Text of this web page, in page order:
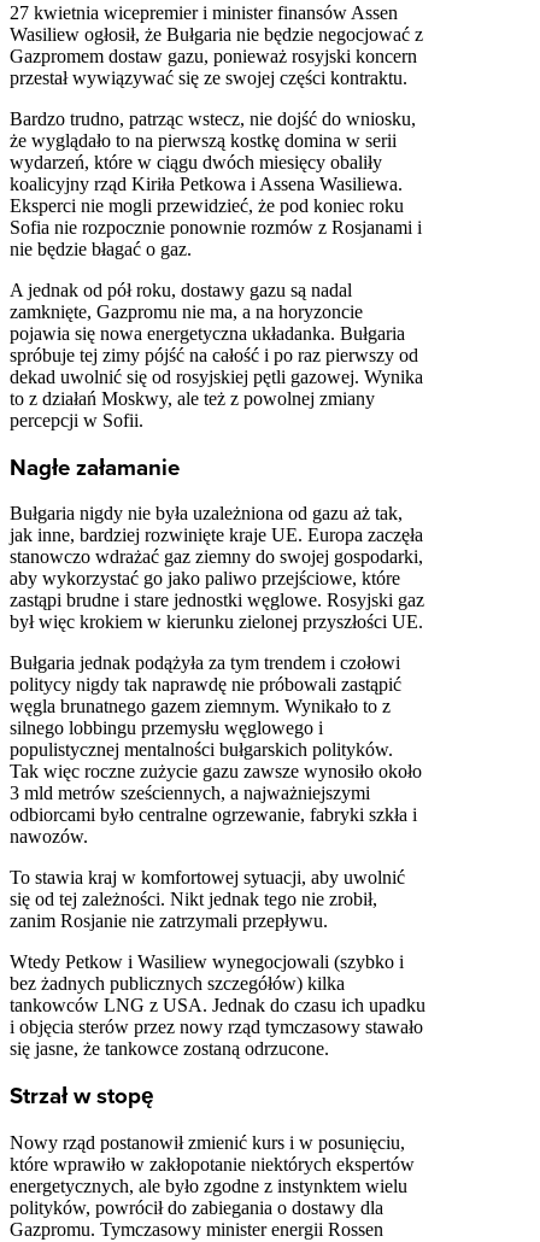
27 kwietnia wicepremier i minister finansów Assen
Wasiliew ogłosił, że Bułgaria nie będzie negocjować z
Gazpromem dostaw gazu, ponieważ rosyjski koncern
przestał wywiązywać się ze swojej części kontraktu.
Bardzo trudno, patrząc wstecz, nie dojść do wniosku,
że wyglądało to na pierwszą kostkę domina w serii
wydarzeń, które w ciągu dwóch miesięcy obaliły
koalicyjny rząd Kiriła Petkowa i Assena Wasiliewa.
Eksperci nie mogli przewidzieć, że pod koniec roku
Sofia nie rozpocznie ponownie rozmów z Rosjanami i
nie będzie błagać o gaz.
A jednak od pół roku, dostawy gazu są nadal
zamknięte, Gazpromu nie ma, a na horyzoncie
pojawia się nowa energetyczna układanka. Bułgaria
spróbuje tej zimy pójść na całość i po raz pierwszy od
dekad uwolnić się od rosyjskiej pętli gazowej. Wynika
to z działań Moskwy, ale też z powolnej zmiany
percepcji w Sofii.
Nagłe załamanie
Bułgaria nigdy nie była uzależniona od gazu aż tak,
jak inne, bardziej rozwinięte kraje UE. Europa zaczęła
stanowczo wdrażać gaz ziemny do swojej gospodarki,
aby wykorzystać go jako paliwo przejściowe, które
zastąpi brudne i stare jednostki węglowe. Rosyjski gaz
był więc krokiem w kierunku zielonej przyszłości UE.
Bułgaria jednak podążyła za tym trendem i czołowi
politycy nigdy tak naprawdę nie próbowali zastąpić
węgla brunatnego gazem ziemnym. Wynikało to z
silnego lobbingu przemysłu węglowego i
populistycznej mentalności bułgarskich polityków.
Tak więc roczne zużycie gazu zawsze wynosiło około
3 mld metrów sześciennych, a najważniejszymi
odbiorcami było centralne ogrzewanie, fabryki szkła i
nawozów.
To stawia kraj w komfortowej sytuacji, aby uwolnić
się od tej zależności. Nikt jednak tego nie zrobił,
zanim Rosjanie nie zatrzymali przepływu.
Wtedy Petkow i Wasiliew wynegocjowali (szybko i
bez żadnych publicznych szczegółów) kilka
tankowców LNG z USA. Jednak do czasu ich upadku
i objęcia sterów przez nowy rząd tymczasowy stawało
się jasne, że tankowce zostaną odrzucone.
Strzał w stopę
Nowy rząd postanowił zmienić kurs i w posunięciu,
które wprawiło w zakłopotanie niektórych ekspertów
energetycznych, ale było zgodne z instynktem wielu
polityków, powrócił do zabiegania o dostawy dla
Gazpromu. Tymczasowy minister energii Rossen